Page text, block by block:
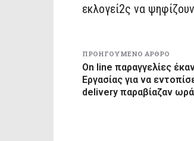
εκλογεί2ς να ψηφίζουν
ΠΡΟΗΓΟΎΜΕΝΟ ΆΡΘΡΟ
On line παραγγελίες
Εργασίας για να
delivery παραβίαζαν